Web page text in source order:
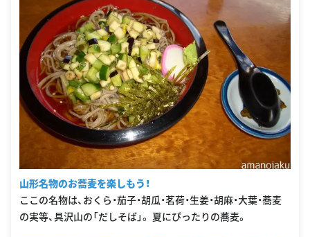
山形名物のお蕎麦を楽しもう！
ここの名物は、おくら・茄子・胡瓜・茗荷・生姜・胡麻・大葉・蕎麦
の実等、具沢山の「だしそば」。 夏にぴったりの蕎麦。